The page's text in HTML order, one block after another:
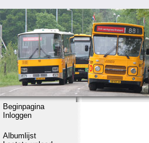
Beginpagina
Inloggen
Albumlijst